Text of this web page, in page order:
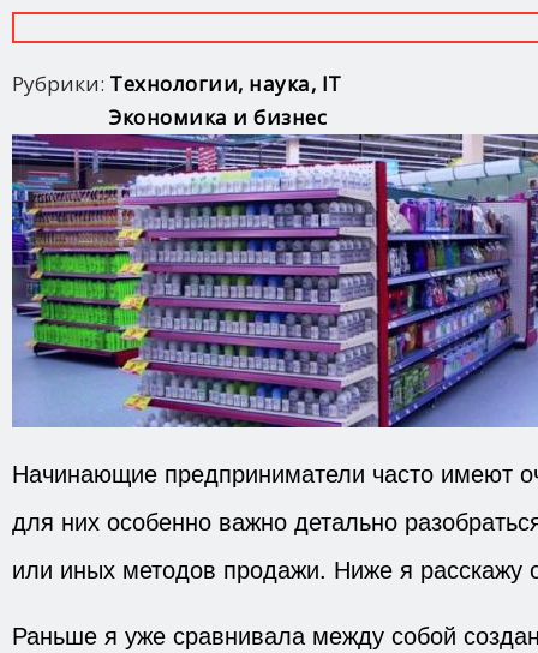
Рубрики: Технологии, наука, IT
Экономика и бизнес
Начинающие предприниматели часто имеют
для них особенно важно детально
или иных методов продажи. Ниже я расскажу
Раньше я уже сравнивала между собой